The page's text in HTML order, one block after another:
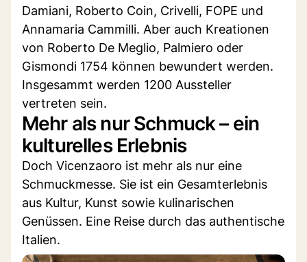
Damiani, Roberto Coin, Crivelli, FOPE und
Annamaria Cammilli. Aber auch Kreationen
von Roberto De Meglio, Palmiero oder
Gismondi 1754 können bewundert werden.
Insgesammt werden 1200 Aussteller
vertreten sein.
Mehr als nur Schmuck – ein
kulturelles Erlebnis
Doch Vicenzaoro ist mehr als nur eine
Schmuckmesse. Sie ist ein Gesamterlebnis
aus Kultur, Kunst sowie kulinarischen
Genüssen. Eine Reise durch das authentische
Italien.